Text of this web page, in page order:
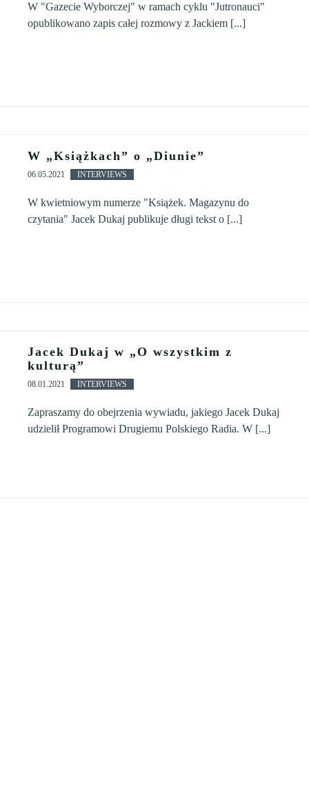
W "Gazecie Wyborczej" w ramach cyklu "Jutronauci"
opublikowano zapis całej rozmowy z Jackiem [...]
W „Książkach” o „Diunie”
06.05.2021 INTERVIEWS
W kwietniowym numerze "Książek. Magazynu do
czytania" Jacek Dukaj publikuje długi tekst o [...]
Jacek Dukaj w „O wszystkim z
kulturą”
08.01.2021 INTERVIEWS
Zapraszamy do obejrzenia wywiadu, jakiego Jacek Dukaj
udzielił Programowi Drugiemu Polskiego Radia. W [...]